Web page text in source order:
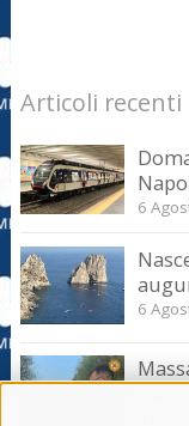
Articoli recenti
6
6